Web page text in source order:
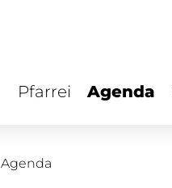
Pfarrei Agenda
Agenda